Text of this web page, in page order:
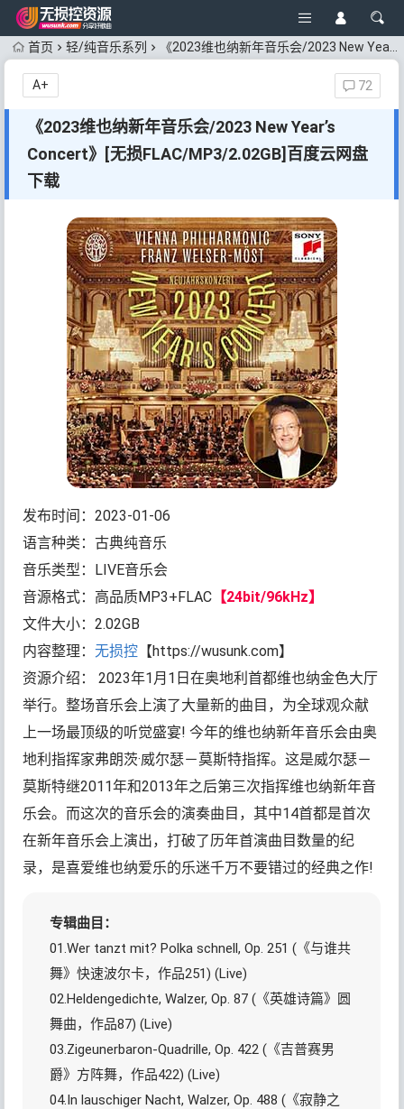
首页 轻/纯音乐系列 《2023维也纳新年音乐会/2023 New Year’s Concert》[无损FLAC/MP3/2.02GB]百度云网盘下载
《2023维也纳新年音乐会/2023 New Year’s
Concert》[无损FLAC/MP3/2.02GB]百度云网盘
下载
72
A+
发布时间：2023-01-06
语言种类：古典纯音乐
音乐类型：LIVE音乐会
音源格式：高品质MP3+FLAC 【24bit/96kHz】
文件大小：2.02GB
内容整理：无损控 【https://wusunk.com】
资源介绍： 2023年1月1日在奥地利首都维也纳金色大厅
举行。整场音乐会上演了大量新的曲目，为全球观众献
上一场最顶级的听觉盛宴! 今年的维也纳新年音乐会由奥
地利指挥家弗朗茨·威尔瑟－莫斯特指挥。这是威尔瑟－
莫斯特继2011年和2013年之后第三次指挥维也纳新年音
乐会。而这次的音乐会的演奏曲目，其中14首都是首次
在新年音乐会上演出，打破了历年首演曲目数量的纪
录，是喜爱维也纳爱乐的乐迷千万不要错过的经典之作!
专辑曲目：
01.Wer tanzt mit? Polka schnell, Op. 251 (《与谁共
舞》快速波尔卡，作品251) (Live)
02.Heldengedichte, Walzer, Op. 87 (《英雄诗篇》圆
舞曲，作品87) (Live)
03.Zigeunerbaron-Quadrille, Op. 422 (《吉普赛男
爵》方阵舞，作品422) (Live)
04.In lauschiger Nacht, Walzer, Op. 488 (《寂静之